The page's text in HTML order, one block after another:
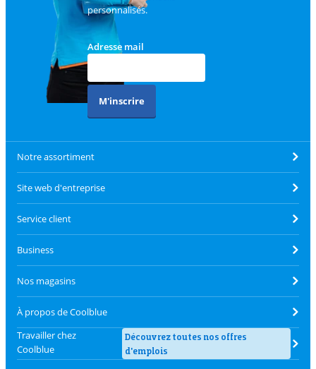
personnalisés.
Adresse mail
M'inscrire
Notre assortiment
Site web d'entreprise
Service client
Business
Nos magasins
À propos de Coolblue
Travailler chez
Coolblue
Découvrez toutes nos offres
d'emplois